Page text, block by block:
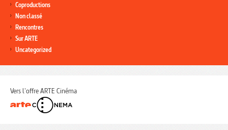
Coproductions
Non classé
Rencontres
Sur ARTE
Uncategorized
Vers l'offre ARTE Cinéma